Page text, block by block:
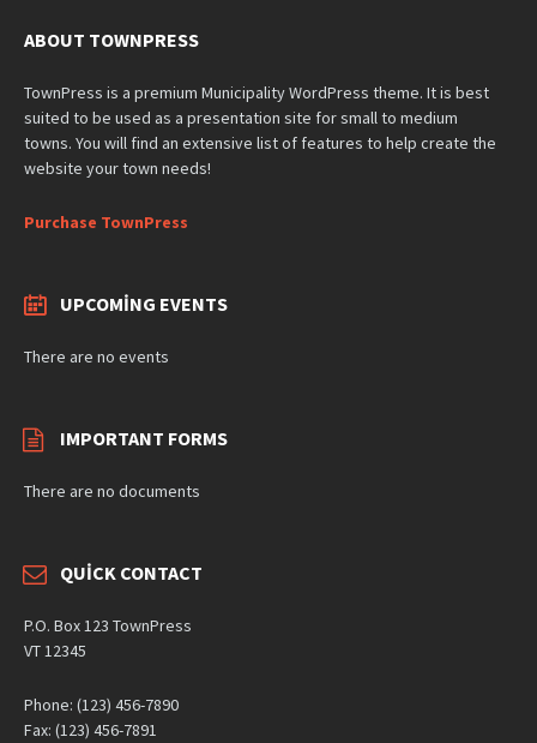
ABOUT TOWNPRESS
TownPress is a premium Municipality WordPress theme. It is best
suited to be used as a presentation site for small to medium
towns. You will find an extensive list of features to help create the
website your town needs!
Purchase TownPress
UPCOMING EVENTS
There are no events
IMPORTANT FORMS
There are no documents
QUICK CONTACT
P.O. Box 123 TownPress
VT 12345
Phone: (123) 456-7890
Fax: (123) 456-7891